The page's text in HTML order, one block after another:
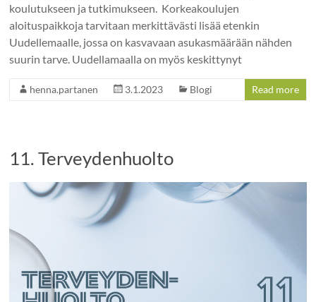
koulutukseen ja tutkimukseen. Korkeakoulujen
aloituspaikkoja tarvitaan merkittävästi lisää etenkin
Uudellemaalle, jossa on kasvavaan asukasmäärään nähden
suurin tarve. Uudellamaalla on myös keskittynyt
henna.partanen 3.1.2023 Blogi Read more
11. Terveydenhuolto